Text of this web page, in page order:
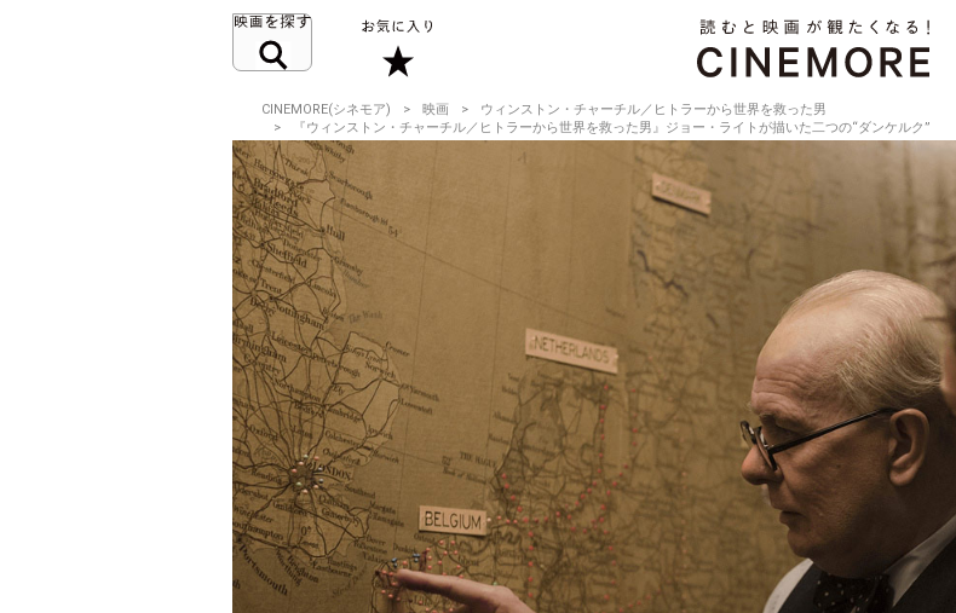
CINEMORE(シネモア) 映画
ウィンストン・チャーチル／ヒトラーから世界を救った男
『ウィンストン・チャーチル／ヒトラーから世界を救った男』ジョー・ライトが描いた二つの“ダンケルク”